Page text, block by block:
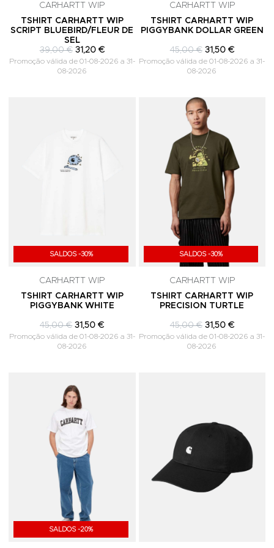
CARHARTT WIP
TSHIRT CARHARTT WIP
SCRIPT BLUEBIRD/FLEUR DE
SEL
39,00 € 31,20 €
Promoção válida de 01-08-2026 a 31-
08-2026
CARHARTT WIP
TSHIRT CARHARTT WIP
PIGGYBANK DOLLAR GREEN
45,00 € 31,50 €
Promoção válida de 01-08-2026 a 31-
08-2026
SALDOS -30%
Adicionar aos Favoritos
CARHARTT WIP
TSHIRT CARHARTT WIP
PIGGYBANK WHITE
45,00 € 31,50 €
Promoção válida de 01-08-2026 a 31-
08-2026
SALDOS -30%
CARHARTT WIP
TSHIRT CARHARTT WIP
PRECISION TURTLE
45,00 € 31,50 €
Promoção válida de 01-08-2026 a 31-
08-2026
SALDOS -20%